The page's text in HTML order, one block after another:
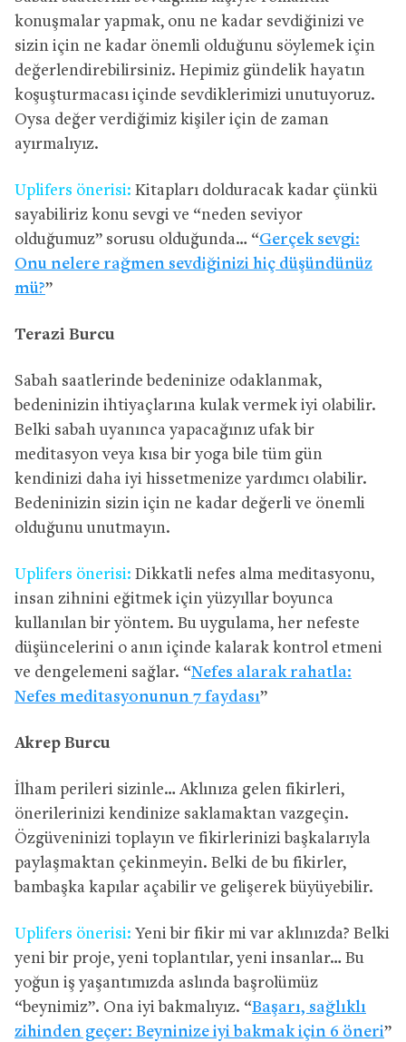
konuşmalar yapmak, onu ne kadar sevdiğinizi ve
sizin için ne kadar önemli olduğunu söylemek için
değerlendirebilirsiniz. Hepimiz gündelik hayatın
koşuşturmacası içinde sevdiklerimizi unutuyoruz.
Oysa değer verdiğimiz kişiler için de zaman
ayırmalıyız.
Uplifers önerisi: Kitapları dolduracak kadar çünkü
sayabiliriz konu sevgi ve “neden seviyor
olduğumuz” sorusu olduğunda… “Gerçek sevgi:
Onu nelere rağmen sevdiğinizi hiç düşündünüz
mü?”
Terazi Burcu
Sabah saatlerinde bedeninize odaklanmak,
bedeninizin ihtiyaçlarına kulak vermek iyi olabilir.
Belki sabah uyanınca yapacağınız ufak bir
meditasyon veya kısa bir yoga bile tüm gün
kendinizi daha iyi hissetmenize yardımcı olabilir.
Bedeninizin sizin için ne kadar değerli ve önemli
olduğunu unutmayın.
Uplifers önerisi: Dikkatli nefes alma meditasyonu,
insan zihnini eğitmek için yüzyıllar boyunca
kullanılan bir yöntem. Bu uygulama, her nefeste
düşüncelerini o anın içinde kalarak kontrol etmeni
ve dengelemeni sağlar. “Nefes alarak rahatla:
Nefes meditasyonunun 7 faydası”
Akrep Burcu
İlham perileri sizinle… Aklınıza gelen fikirleri,
önerilerinizi kendinize saklamaktan vazgeçin.
Özgüveninizi toplayın ve fikirlerinizi başkalarıyla
paylaşmaktan çekinmeyin. Belki de bu fikirler,
bambaşka kapılar açabilir ve gelişerek büyüyebilir.
Uplifers önerisi: Yeni bir fikir mi var aklınızda? Belki
yeni bir proje, yeni toplantılar, yeni insanlar… Bu
yoğun iş yaşantımızda aslında başrolümüz
“beynimiz”. Ona iyi bakmalıyız. “Başarı, sağlıklı
zihinden geçer: Beyninize iyi bakmak için 6 öneri”